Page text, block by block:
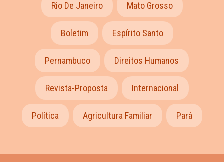
Rio De Janeiro Mato Grosso
Boletim Espírito Santo
Pernambuco Direitos Humanos
Revista-Proposta Internacional
Política Agricultura Familiar Pará